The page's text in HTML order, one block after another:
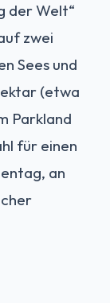
der Welt“
zwei
Sees und
(etwa
Parkland
für einen
an